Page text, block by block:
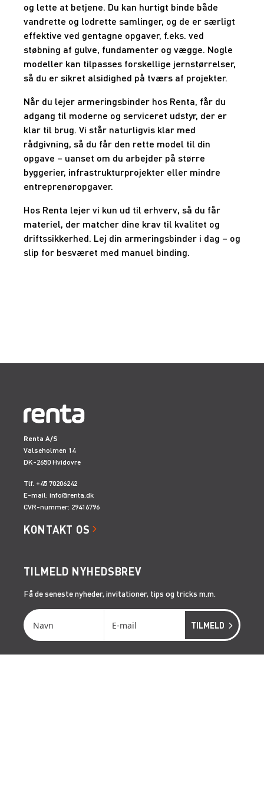
og lette at betjene. Du kan hurtigt binde både
vandrette og lodrette samlinger, og de er særligt
effektive ved gentagne opgaver, f.eks. ved
støbning af gulve, fundamenter og vægge. Nogle
modeller kan tilpasses forskellige jernstørrelser,
så du er sikret alsidighed på tværs af projekter.
Når du lejer armeringsbinder hos Renta, får du
adgang til moderne og serviceret udstyr, der er
klar til brug. Vi står naturligvis klar med
rådgivning, så du får den rette model til din
opgave – uanset om du arbejder på større
byggerier, infrastrukturprojekter eller mindre
entreprenøropgaver.
Hos Renta lejer vi kun ud til erhverv, så du får
materiel, der matcher dine krav til kvalitet og
driftssikkerhed. Lej din armeringsbinder i dag – og
slip for besværet med manuel binding.
Renta A/S
Valseholmen 14
DK-2650 Hvidovre
Tlf. +45 70206242
E-mail: info@renta.dk
CVR-nummer: 29416796
KONTAKT OS
TILMELD NYHEDSBREV
Få de seneste nyheder, invitationer, tips og tricks m.m.